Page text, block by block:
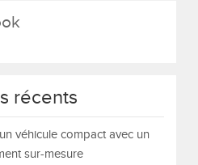
récents
véhicule compact avec un
sur-mesure